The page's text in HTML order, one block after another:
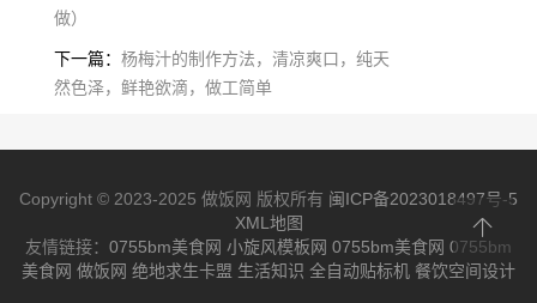
做）
下一篇： 杨梅汁的制作方法，清凉爽口，纯天
然色泽，鲜艳欲滴，做工简单
Copyright © 2023-2025 做饭网 版权所有 闽ICP备2023018497号-5
XML地图
友情链接： 0755bm美食网 小旋风模板网 0755bm美食网 0755bm
美食网 做饭网 绝地求生卡盟 生活知识 全自动贴标机 餐饮空间设计